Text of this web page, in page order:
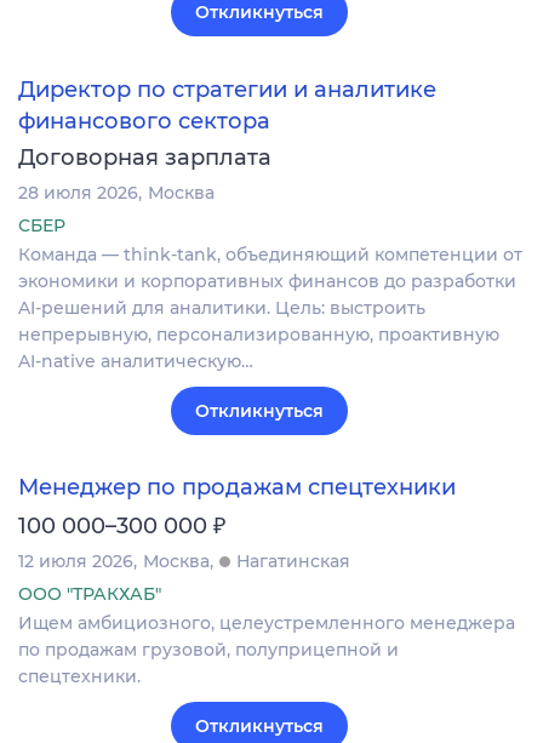
Откликнуться
Директор по стратегии и аналитике
финансового сектора
Договорная зарплата
28 июля 2026 Москва
СБЕР
Команда — think-tank, объединяющий компетенции от
экономики и корпоративных финансов до разработки
AI-решений для аналитики. Цель: выстроить
непрерывную, персонализированную, проактивную
AI-native аналитическую…
Откликнуться
Менеджер по продажам спецтехники
100 000–300 000 ₽
12 июля 2026 Москва
Нагатинская
ООО "ТРАКХАБ"
Ищем амбициозного, целеустремленного менеджера
по продажам грузовой, полуприцепной и
спецтехники.
Откликнуться